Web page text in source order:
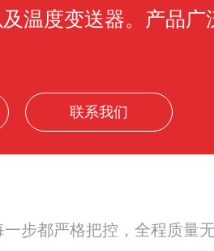
温度变送器。产品广
联系我们
一步都严格把控，全程质量